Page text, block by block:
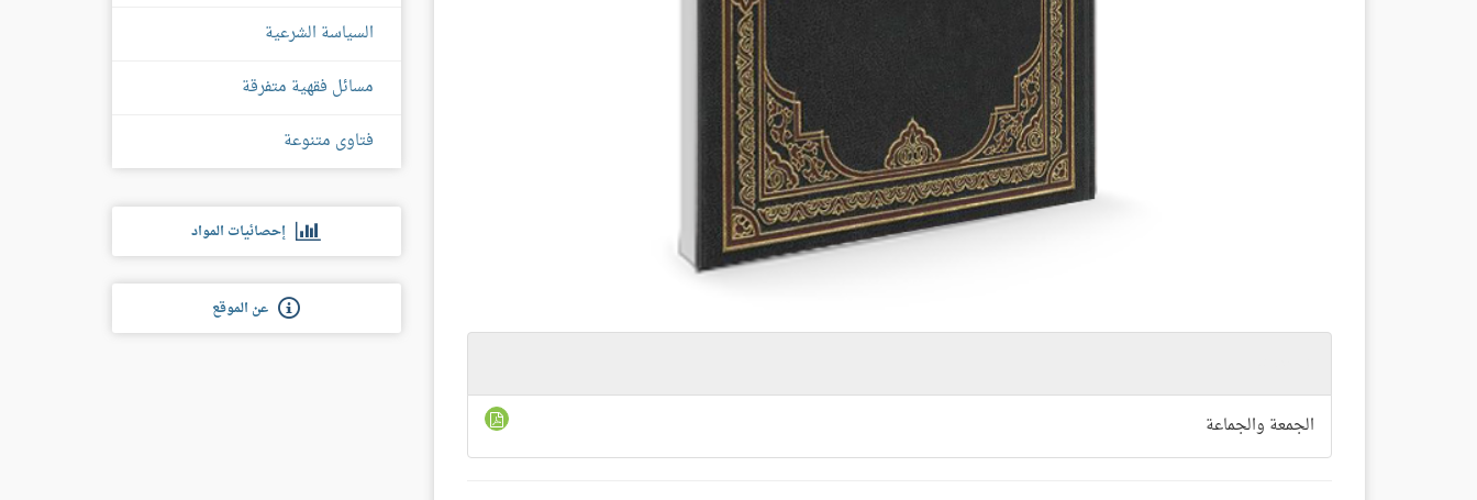
الجمعة والجماعة
السياسة الشرعية
مسائل فقهية متفرقة
فتاوى متنوعة
إحصائيات المواد
عن الموقع